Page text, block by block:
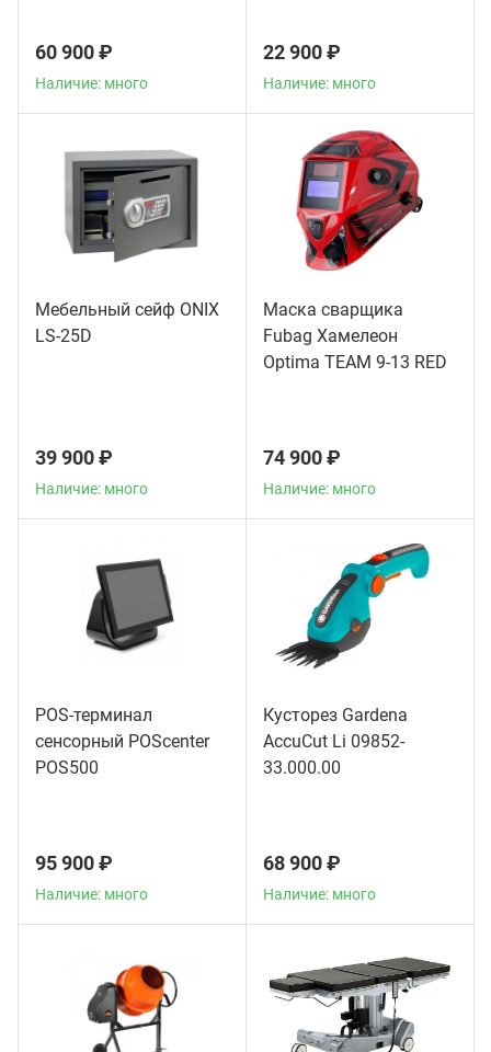
60 900 ₽
Наличие: много
22 900 ₽
Наличие: много
Мебельный сейф ONIX
LS-25D
39 900 ₽
Наличие: много
Маска сварщика
Fubag Хамелеон
Optima TEAM 9-13 RED
74 900 ₽
Наличие: много
POS-терминал
сенсорный POScenter
POS500
95 900 ₽
Наличие: много
Кусторез Gardena
AccuCut Li 09852-
33.000.00
68 900 ₽
Наличие: много